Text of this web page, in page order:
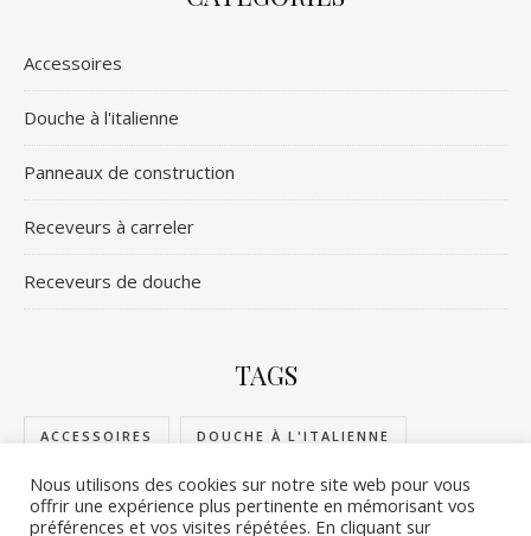
Accessoires
Douche à l'italienne
Panneaux de construction
Receveurs à carreler
Receveurs de douche
TAGS
ACCESSOIRES DOUCHE À L'ITALIENNE
PANNEAUX DE CONSTRUCTION
Nous utilisons des cookies sur notre site web pour vous
offrir une expérience plus pertinente en mémorisant vos
préférences et vos visites répétées. En cliquant sur